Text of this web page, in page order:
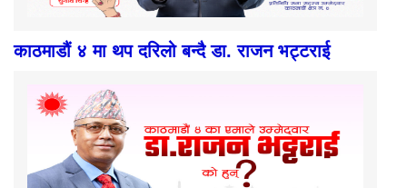
काठमाडौं ४ मा थप दरिलो बन्दै डा. राजन भट्टराई